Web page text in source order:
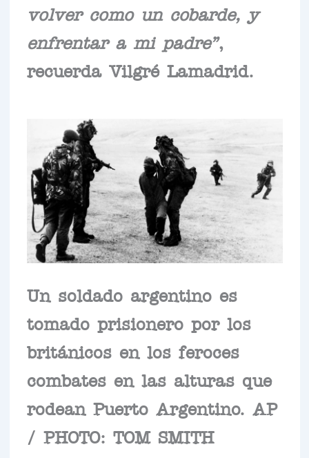
volver como un cobarde, y
enfrentar a mi padre”,
recuerda Vilgré Lamadrid.
Un soldado argentino es
tomado prisionero por los
británicos en los feroces
combates en las alturas que
rodean Puerto Argentino. AP
/ PHOTO: TOM SMITH